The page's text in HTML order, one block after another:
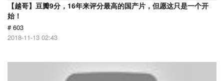
【越哥】豆瓣9分，16年来评分最高的国产片，但愿这只是一个开
始！
# 603
2018-11-13 02:43